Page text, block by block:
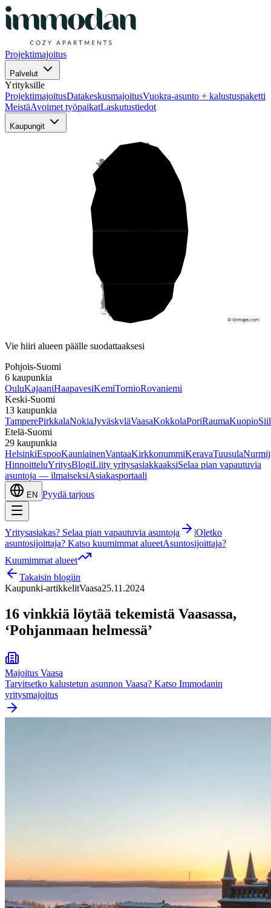
Projektimajoitus
Palvelut
Yrityksille
ProjektimajoitusDatakeskusmajoitusVuokra-asunto + kalustuspaketti
MeistäAvoimet työpaikatLaskutustiedot
Kaupungit
Vie hiiri alueen päälle suodattaaksesi
Pohjois-Suomi
6 kaupunkia
OuluKajaaniHaapavesiKemiTornioRovaniemi
Keski-Suomi
13 kaupunkia
TamperePirkkalaNokiaJyväskyläVaasaKokkolaPoriRaumaKuopio
Etelä-Suomi
29 kaupunkia
HelsinkiEspooKauniainenVantaaKirkkonummiKeravaTuusula
HinnoitteluYritysBlogiLiity yritysasiakkaaksiSelaa pian vapautuvia
asuntoja — ilmaiseksiAsiakasportaali
EN Pyydä tarjous
Yritysasiakas? Selaa pian vapautuvia asuntoja |Oletko
asuntosijoittaja? Katso kuumimmat alueetAsuntosijoittaja?
Kuumimmat alueet
Takaisin blogiin
Kaupunki-artikkelitVaasa25.11.2024
16 vinkkiä löytää tekemistä Vaasassa,
‘Pohjanmaan helmessä’
Majoitus Vaasa
Tarvitsetko kalustetun asunnon Vaasa? Katso Immodanin
yritysmajoitus